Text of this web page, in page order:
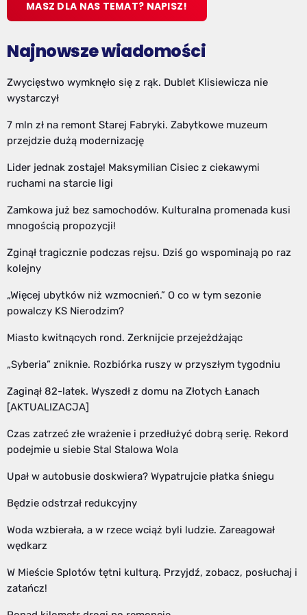
MASZ DLA NAS TEMAT? NAPISZ!
Najnowsze wiadomości
Zwycięstwo wymknęło się z rąk. Dublet Klisiewicza nie
wystarczył
7 mln zł na remont Starej Fabryki. Zabytkowe muzeum
przejdzie dużą modernizację
Lider jednak zostaje! Maksymilian Cisiec z ciekawymi
ruchami na starcie ligi
Zamkowa już bez samochodów. Kulturalna promenada kusi
mnogością propozycji!
Zginął tragicznie podczas rejsu. Dziś go wspominają po raz
kolejny
„Więcej ubytków niż wzmocnień.” O co w tym sezonie
powalczy KS Nierodzim?
Miasto kwitnących rond. Zerknijcie przejeżdżając
„Syberia” zniknie. Rozbiórka ruszy w przyszłym tygodniu
Zaginął 82-latek. Wyszedł z domu na Złotych Łanach
[AKTUALIZACJA]
Czas zatrzeć złe wrażenie i przedłużyć dobrą serię. Rekord
podejmie u siebie Stal Stalowa Wola
Upał w autobusie doskwiera? Wypatrujcie płatka śniegu
Będzie odstrzał redukcyjny
Woda wzbierała, a w rzece wciąż byli ludzie. Zareagował
wędkarz
W Mieście Splotów tętni kulturą. Przyjdź, zobacz, posłuchaj i
zatańcz!